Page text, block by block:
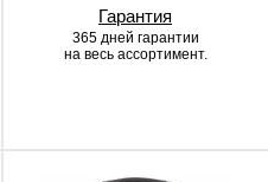
Гарантия
365 дней гарантии
на весь ассортимент.